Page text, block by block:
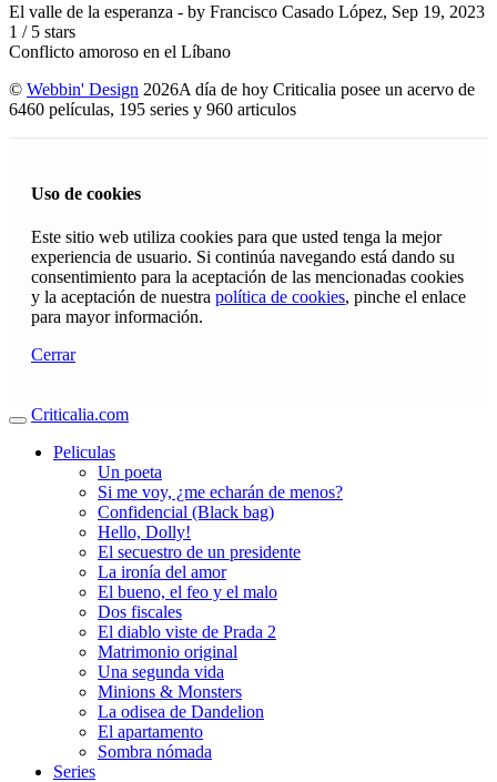
El valle de la esperanza - by Francisco Casado López, Sep 19, 2023
1 / 5 stars
Conflicto amoroso en el Líbano
© Webbin' Design 2026A día de hoy Criticalia posee un acervo de
6460 películas, 195 series y 960 articulos
Uso de cookies
Este sitio web utiliza cookies para que usted tenga la mejor
experiencia de usuario. Si continúa navegando está dando su
consentimiento para la aceptación de las mencionadas cookies
y la aceptación de nuestra política de cookies, pinche el enlace
para mayor información.
Cerrar
Criticalia.com
Peliculas
Un poeta
Si me voy, ¿me echarán de menos?
Confidencial (Black bag)
Hello, Dolly!
El secuestro de un presidente
La ironía del amor
El bueno, el feo y el malo
Dos fiscales
El diablo viste de Prada 2
Matrimonio original
Una segunda vida
Minions & Monsters
La odisea de Dandelion
El apartamento
Sombra nómada
Series